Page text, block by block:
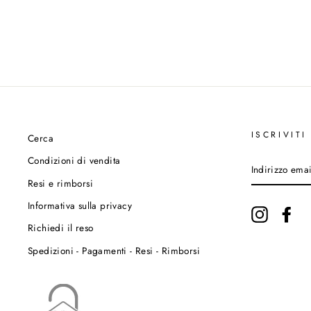
Cerca
Condizioni di vendita
Resi e rimborsi
Informativa sulla privacy
Richiedi il reso
Spedizioni - Pagamenti - Resi - Rimborsi
ISCRIVITI
EMAIL
Instagram